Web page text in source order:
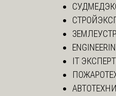
IT